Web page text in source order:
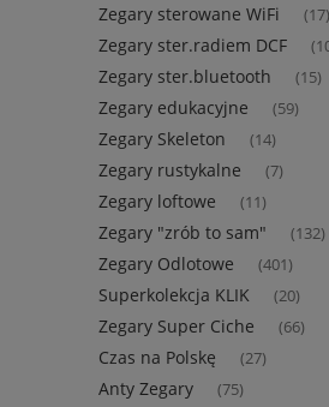
Zegary sterowane WiFi (17)
Zegary ster.radiem DCF
Zegary ster.bluetooth (15)
Zegary edukacyjne (59)
Zegary Skeleton (14)
Zegary rustykalne (7)
Zegary loftowe (11)
Zegary "zrób to sam" (132)
Zegary Odlotowe (401)
Superkolekcja KLIK (20)
Zegary Super Ciche (66)
Czas na Polskę (27)
Anty Zegary (75)